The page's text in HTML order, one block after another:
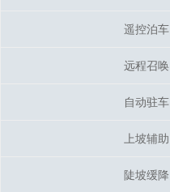
遥控泊车
远程召唤
自动驻车
上坡辅助
陡坡缓降
遥控泊车
远程召唤
自动驻车
上坡辅助
陡坡缓降